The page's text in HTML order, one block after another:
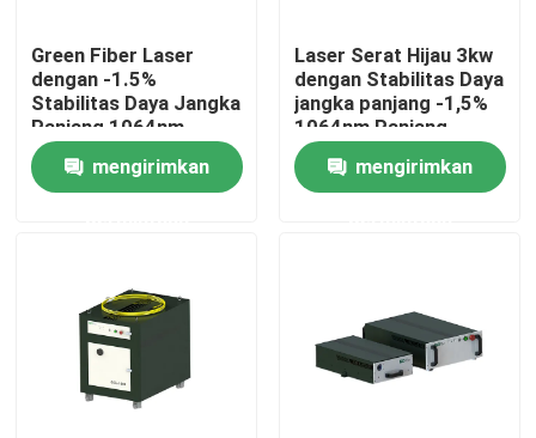
Tentang kami
Tur Pabrik
Kontrol kualitas
Permintaan Penawaran
Green Fiber Laser
dengan -1.5%
Stabilitas Daya Jangka
Panjang 1064nm
Panjang Gelombang
untuk Pabrik
Manufaktur
mengirimkan
Laser Serat Hijau 3kw
dengan Stabilitas Daya
jangka panjang -1,5%
1064nm Panjang
Gelombang untuk
Pabrik Manufaktur
mengirimkan